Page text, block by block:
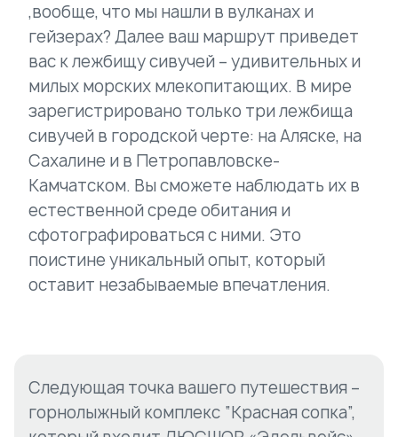
,вообще, что мы нашли в вулканах и
гейзерах? Далее ваш маршрут приведет
вас к лежбищу сивучей – удивительных и
милых морских млекопитающих. В мире
зарегистрировано только три лежбища
сивучей в городской черте: на Аляске, на
Сахалине и в Петропавловске-
Камчатском. Вы сможете наблюдать их в
естественной среде обитания и
сфотографироваться с ними. Это
поистине уникальный опыт, который
оставит незабываемые впечатления.
Следующая точка вашего путешествия –
горнолыжный комплекс “Красная сопка”,